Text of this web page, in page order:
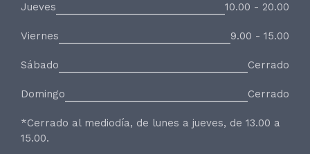
Jueves 10.00 - 20.00
Viernes 9.00 - 15.00
Sábado Cerrado
Domingo Cerrado
*Cerrado al mediodía, de lunes a jueves, de 13.00 a
15.00.